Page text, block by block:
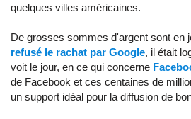
quelques villes américaines.
De grosses sommes d'argent sont en
refusé le rachat par Google, il était
voit le jour, en ce qui concerne
de Facebook et ces centaines de
un support idéal pour la diffusion de